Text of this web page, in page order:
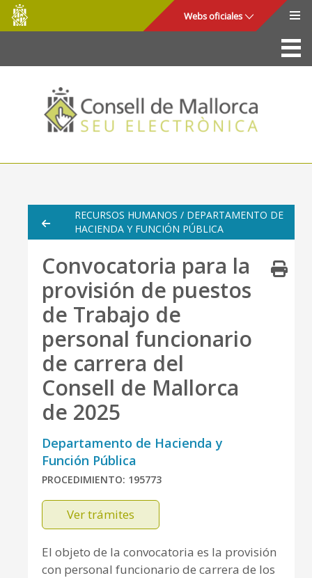
Saltar al contenido principal
Consell
de
Mallorca
Webs oficiales
La Sede
Consejo de Mallorca
Acceso y seguridad
Utilidades
Ayuda
RECURSOS HUMANOS / DEPARTAMENTO DE
HACIENDA Y FUNCIÓN PÚBLICA
Convocatoria para la
provisión de puestos
de Trabajo de
personal funcionario
de carrera del
Consell de Mallorca
de 2025
Departamento de Hacienda y
Función Pública
PROCEDIMIENTO: 195773
Ver trámites
El objeto de la convocatoria es la provisión
con personal funcionario de carrera de los